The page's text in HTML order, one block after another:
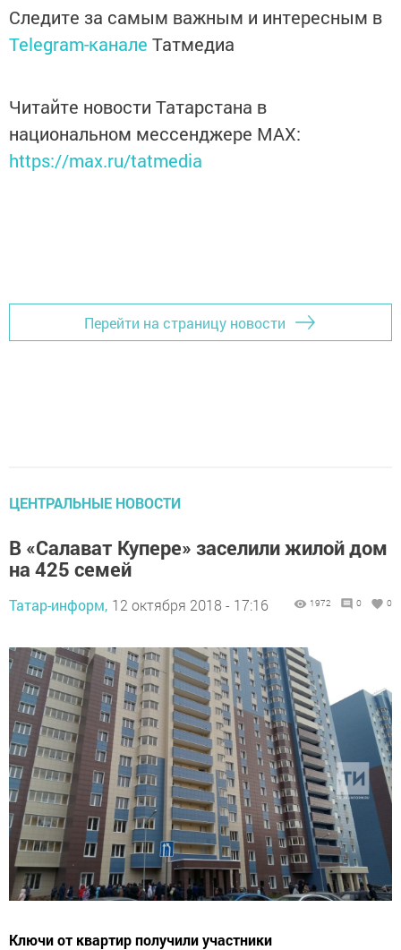
Следите за самым важным и интересным в
Telegram-канале Татмедиа
Читайте новости Татарстана в
национальном мессенджере MАХ:
https://max.ru/tatmedia
Перейти на страницу новости
ЦЕНТРАЛЬНЫЕ НОВОСТИ
В «Салават Купере» заселили жилой дом
на 425 семей
Татар-информ, 12 октября 2018 - 17:16 1972 0 0
Ключи от квартир получили участники